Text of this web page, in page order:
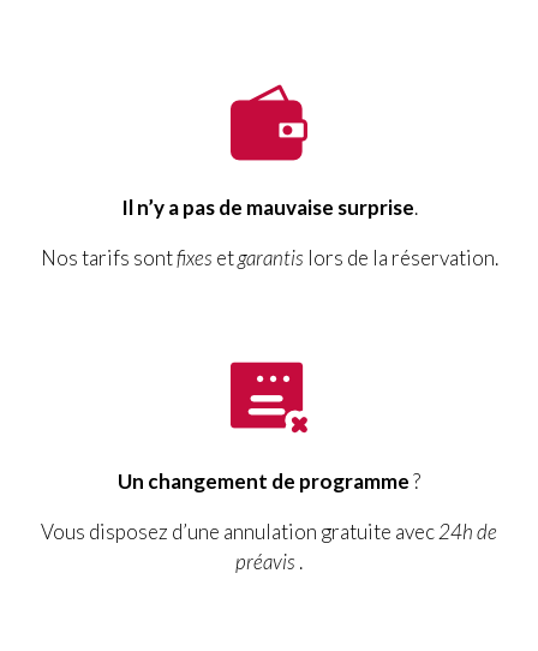
Il n’y a pas de mauvaise surprise.
Nos tarifs sontfixes etgarantis lors de la réservation.
Un changement de programme?
Vous disposez d’une annulation gratuite avec24h de
préavis .